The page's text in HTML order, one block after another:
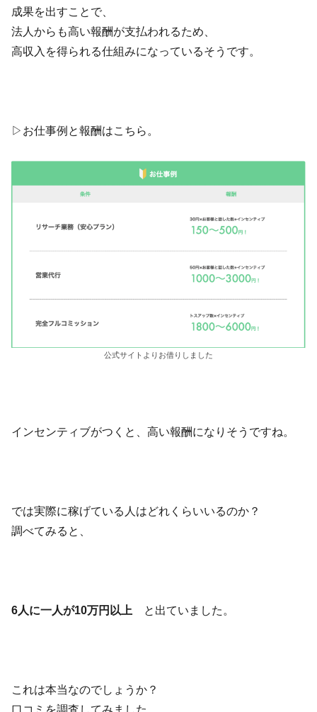
成果を出すことで、
法人からも高い報酬が支払われるため、
高収入を得られる仕組みになっているそうです。
▷お仕事例と報酬はこちら。
公式サイトよりお借りしました
インセンティブがつくと、高い報酬になりそうですね。
では実際に稼げている人はどれくらいいるのか？
調べてみると、
6人に一人が10万円以上 と出ていました。
これは本当なのでしょうか？